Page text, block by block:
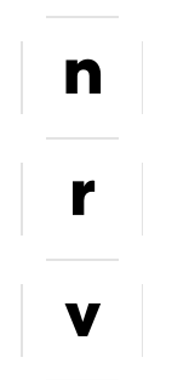
n
r
v